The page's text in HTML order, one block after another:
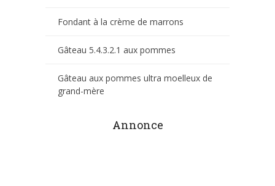
Fondant à la crème de marrons
Gâteau 5.4.3.2.1 aux pommes
Gâteau aux pommes ultra moelleux de
grand-mère
Annonce